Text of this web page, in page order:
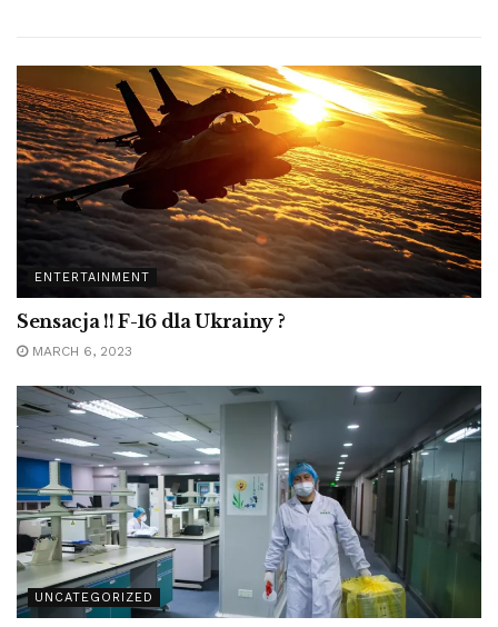
ENTERTAINMENT
Sensacja !! F-16 dla Ukrainy ?
MARCH 6, 2023
UNCATEGORIZED